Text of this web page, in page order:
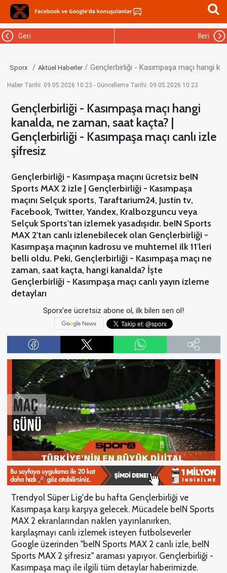
Geri İleri
Sporx Aktüel Haberler Gençlerbirliği - Kasımpaşa maçı hangi
Haber Tarihi: 09.05.2026 10:23 - Güncelleme Tarihi: 09.05.2026 10:23
Gençlerbirliği - Kasımpaşa maçı hangi
kanalda, ne zaman, saat kaçta? |
Gençlerbirliği - Kasımpaşa maçı canlı izle
şifresiz
Gençlerbirliği - Kasımpaşa maçını ücretsiz beIN
Sports MAX 2 izle | Gençlerbirliği - Kasımpaşa
maçını Selçuk sports, Taraftarium24, Justin tv,
Facebook, Twitter, Yandex, Kralbozguncu veya
Selçuk Sports'tan izlemek yasadışıdır. beIN Sports
MAX 2'tan canlı izlenebilecek olan Gençlerbirliği -
Kasımpaşa maçının kadrosu ve muhtemel ilk 11'leri
belli oldu. Peki, Gençlerbirliği - Kasımpaşa maçı ne
zaman, saat kaçta, hangi kanalda? İşte
Gençlerbirliği - Kasımpaşa maçı canlı yayın izleme
detayları
Sporx'ee ücretsiz abone ol, ilk bilen sen ol!
Trendyol Süper Lig'de bu hafta Gençlerbirliği ve
Kasımpaşa karşı karşıya gelecek. Mücadele beIN Sports
MAX 2 ekranlarından naklen yayınlanırken,
karşılaşmayı canlı izlemek isteyen futbolseverler
Google üzerinden "beIN Sports MAX 2 canlı izle, beIN
Sports MAX 2 şifresiz" araması yapıyor. Gençlerbirliği -
Kasımpaşa maçı ile ilgili tüm detaylar haberimizde.